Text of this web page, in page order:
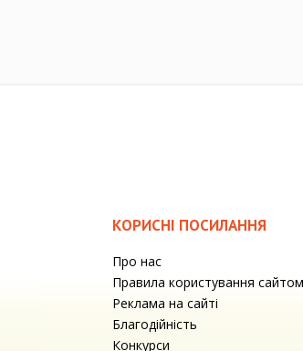
КОРИСНІ ПОСИЛАННЯ
Про нас
Правила користування сайтом
Реклама на сайті
Благодійність
Конкурси